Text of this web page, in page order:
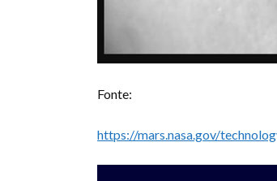
Fonte:
https://mars.nasa.gov/